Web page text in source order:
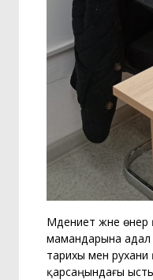
Мәдениет және
мамандарына адал
тарихы мен рухани
қарсаңындағы